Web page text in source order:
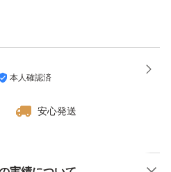
本人確認済
安心発送